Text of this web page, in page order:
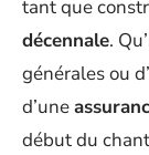
tant que
décennale.
générales ou
d’une
début du